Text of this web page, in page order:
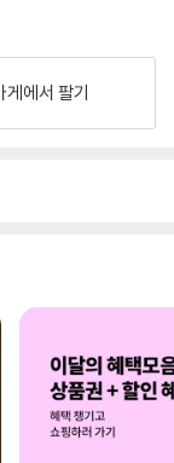
게에서 팔기